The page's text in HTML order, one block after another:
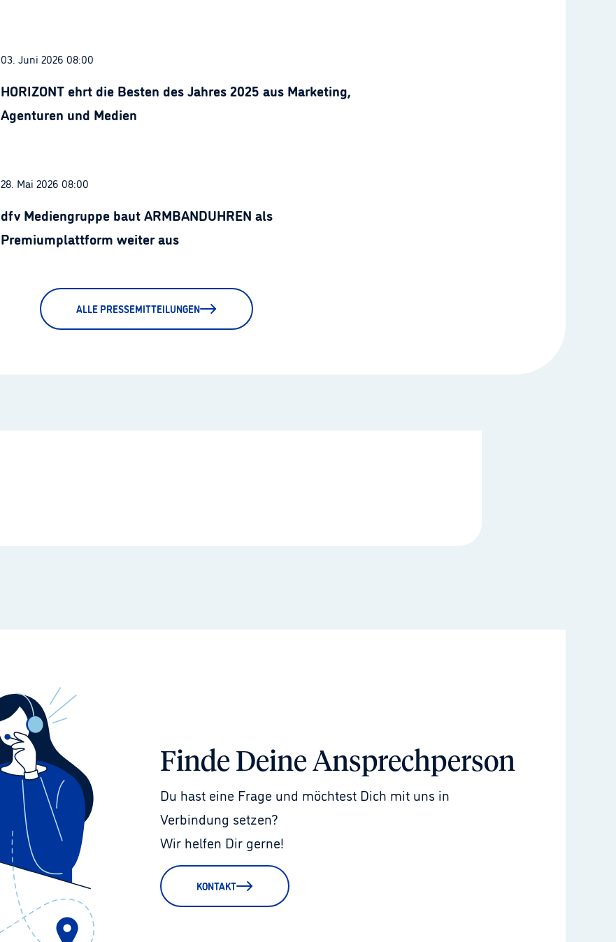
03. Juni 2026 08:00
HORIZONT ehrt die Besten des Jahres 2025 aus Marketing,
Agenturen und Medien
28. Mai 2026 08:00
dfv Mediengruppe baut ARMBANDUHREN als
Premiumplattform weiter aus
ALLE PRESSEMITTEILUNGEN
Finde Deine Ansprechperson
Du hast eine Frage und möchtest Dich mit uns in
Verbindung setzen?
Wir helfen Dir gerne!
KONTAKT